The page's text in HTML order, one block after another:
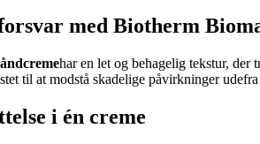
med Biotherm
har en let og behagelig tekstur,
til at modstå skadelige påvirkninger
i én creme